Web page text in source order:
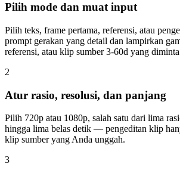
Pilih mode dan muat input
Pilih teks, frame pertama, referensi, atau
prompt gerakan yang detail dan lampirkan
referensi, atau klip sumber 3-60d yang
2
Atur rasio, resolusi, dan panjang
Pilih 720p atau 1080p, salah satu dari lima
hingga lima belas detik — pengeditan klip
klip sumber yang Anda unggah.
3